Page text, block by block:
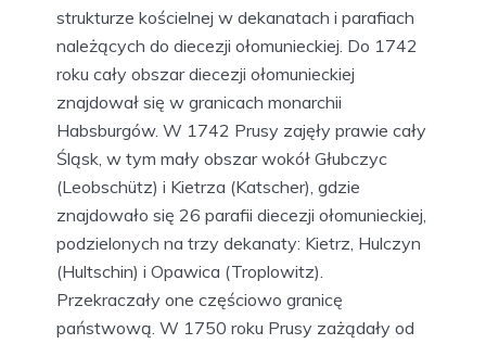
strukturze kościelnej w dekanatach i parafiach
należących do diecezji ołomunieckiej. Do 1742
roku cały obszar diecezji ołomunieckiej
znajdował się w granicach monarchii
Habsburgów. W 1742 Prusy zajęły prawie cały
Śląsk, w tym mały obszar wokół Głubczyc
(Leobschütz) i Kietrza (Katscher), gdzie
znajdowało się 26 parafii diecezji ołomunieckiej,
podzielonych na trzy dekanaty: Kietrz, Hulczyn
(Hultschin) i Opawica (Troplowitz).
Przekraczały one częściowo granicę
państwową. W 1750 roku Prusy zażądały od